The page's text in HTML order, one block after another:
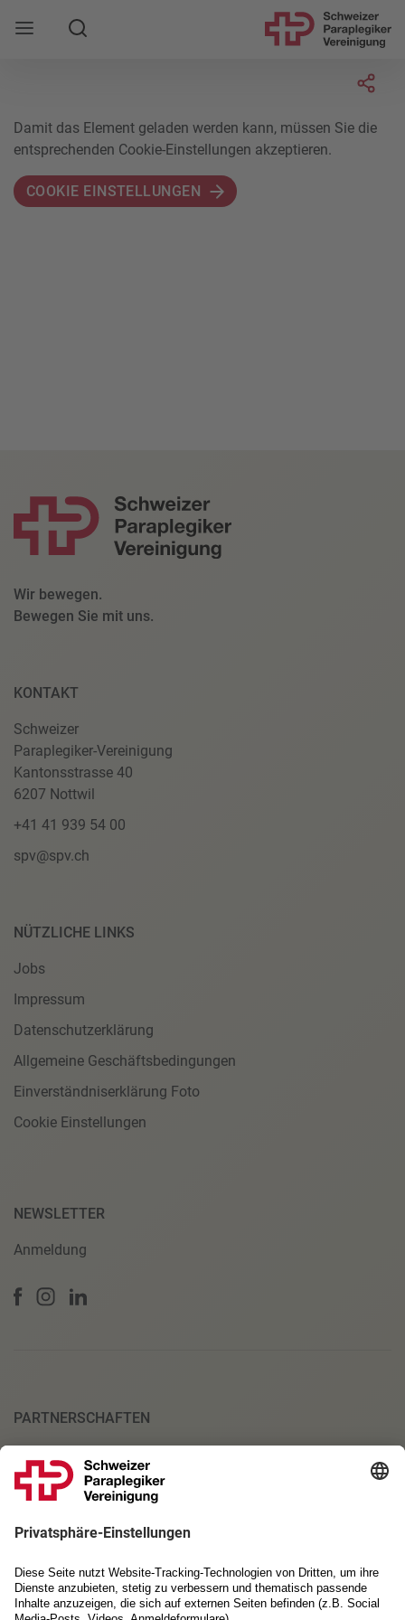
Mobile Navigation öffnen
Suche
Damit das Element geladen werden kann, müssen Sie die
entsprechenden Cookie-Einstellungen akzeptieren.
COOKIE EINSTELLUNGEN
Wir bewegen.
Bewegen Sie mit uns.
KONTAKT
Schweizer
Paraplegiker-Vereinigung
Kantonsstrasse 40
6207 Nottwil
+41 41 939 54 00
spv@spv.ch
NÜTZLICHE LINKS
Jobs
Impressum
Datenschutzerklärung
Allgemeine Geschäftsbedingungen
Einverständniserklärung Foto
Cookie Einstellungen
NEWSLETTER
Anmeldung
PARTNERSCHAFTEN